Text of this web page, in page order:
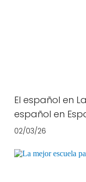
El español en
español en
02/03/26